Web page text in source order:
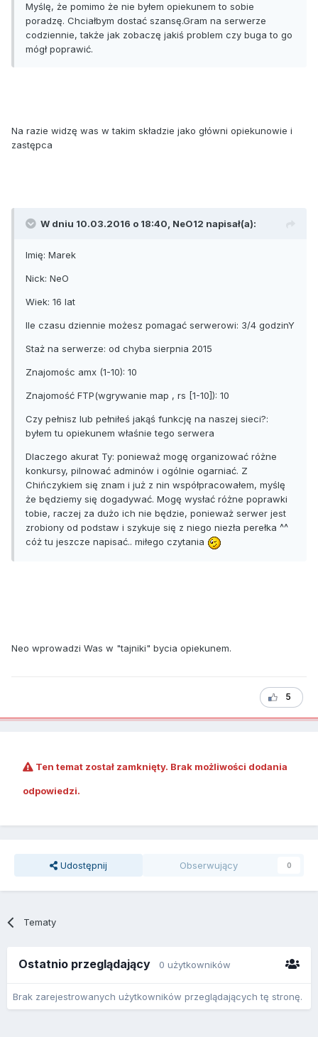
Myślę, że pomimo że nie byłem opiekunem to sobie
poradzę. Chciałbym dostać szansę.Gram na serwerze
codziennie, także jak zobaczę jakiś problem czy buga to go
mógł poprawić.
Na razie widzę was w takim składzie jako główni opiekunowie i
zastępca
W dniu 10.03.2016 o 18:40, NeO12 napisał(a):
Imię: Marek
Nick: NeO
Wiek: 16 lat
Ile czasu dziennie możesz pomagać serwerowi: 3/4 godzinY
Staż na serwerze: od chyba sierpnia 2015
Znajomośc amx (1-10): 10
Znajomość FTP(wgrywanie map , rs [1-10]): 10
Czy pełnisz lub pełniłeś jakąś funkcję na naszej sieci?:
byłem tu opiekunem właśnie tego serwera
Dlaczego akurat Ty: ponieważ mogę organizować różne
konkursy, pilnować adminów i ogólnie ogarniać. Z
Chińczykiem się znam i już z nin współpracowałem, myślę
że będziemy się dogadywać. Mogę wysłać różne poprawki
tobie, raczej za dużo ich nie będzie, ponieważ serwer jest
zrobiony od podstaw i szykuje się z niego niezła perełka ^^
cóż tu jeszcze napisać.. miłego czytania
Neo wprowadzi Was w "tajniki" bycia opiekunem.
5
Ten temat został zamknięty. Brak możliwości dodania
odpowiedzi.
Udostępnij Obserwujący 0
Tematy
Ostatnio przeglądający 0 użytkowników
Brak zarejestrowanych użytkowników przeglądających tę stronę.